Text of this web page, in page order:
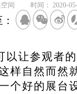
空间 时间： 2020-
：
以让参观者
样自然而然
个好的展台